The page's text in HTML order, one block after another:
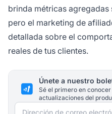
brinda métricas
pero el marketing de
detallada sobre el
reales de tus clientes.
Únete a nuestro
Sé el primero en
actualizaciones del
Dirección de correo